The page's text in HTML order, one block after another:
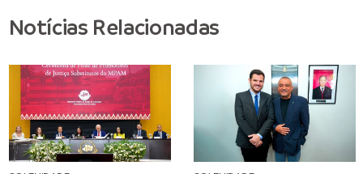
Notícias Relacionadas